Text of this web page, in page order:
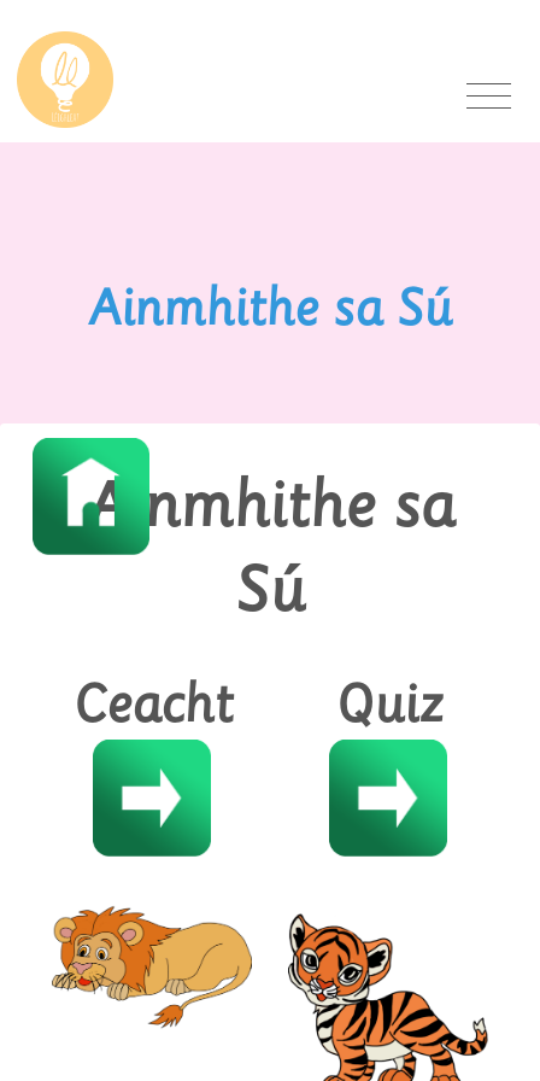
Ainmhithe sa Sú
Ainmhithe sa
Sú
Ceacht Quiz